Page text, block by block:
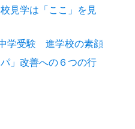
見学は「ここ」を見
学受験 進学校の素顔
」改善への６つの行